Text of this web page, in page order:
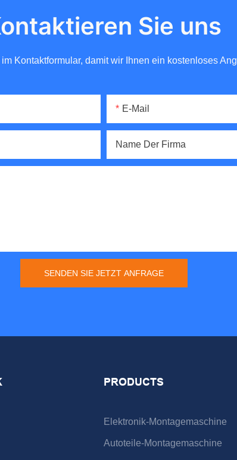
Sie uns
Kontaktformular, damit wir Ihnen ein kostenloses
E-Mail
Name Der Firma
SENDEN SIE JETZT ANFRAGE
PRODUCTS
Elektronik-Montagemaschine
Autoteile-Montagemaschine